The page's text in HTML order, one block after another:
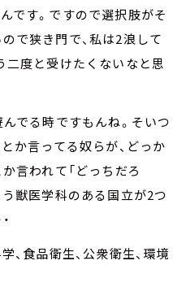
です。ですので選択肢がそ
で狭き門で、私は2浪して
二度と受けたくないなと思
でる時ですもんね。そいつ
とか言ってる奴らが、どっか
言われて「どっちだろ
う獣医学科のある国立が2つ
、食品衛生、公衆衛生、環境